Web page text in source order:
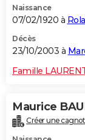
Naissance
07/02/1920 à
Décès
23/10/2003 à
Famille
Maurice
Créer une